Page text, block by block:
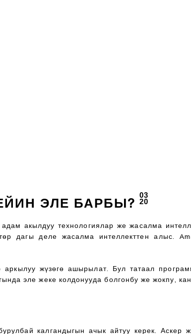
ЭЛЕ БАРБЫ?
03
20
акылдуу технологиялар же жасалма
дагы деле жасалма интеллекттен алыс.
жүзөгө ашырылат. Бул татаал
эле жеке колдонууда болгонбу же жокпу,
калгандыгын ачык айтуу керек.